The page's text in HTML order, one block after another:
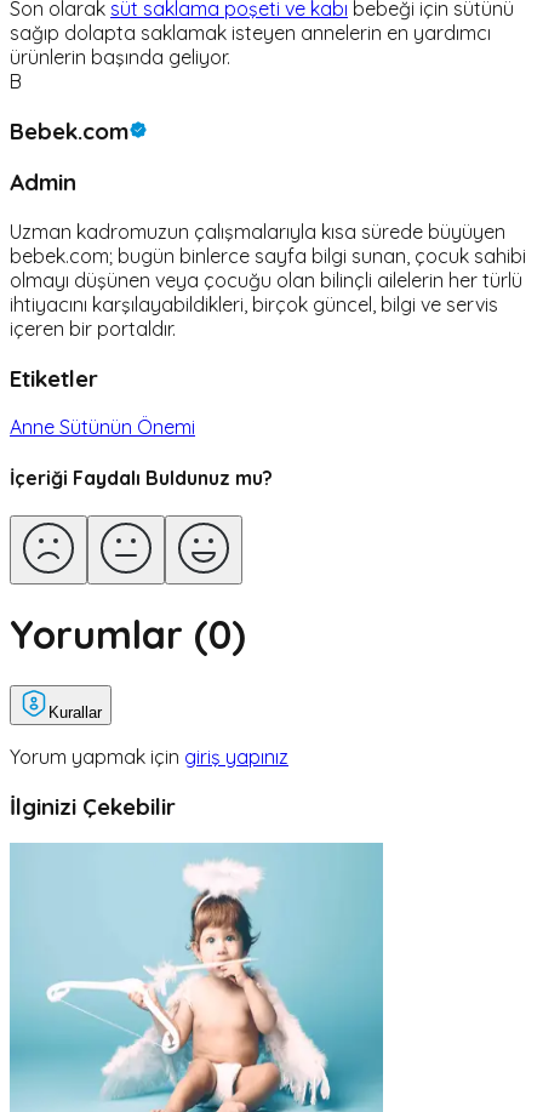
Son olarak süt saklama poşeti ve kabı bebeği için sütünü
sağıp dolapta saklamak isteyen annelerin en yardımcı
ürünlerin başında geliyor.
B
Bebek.com
Admin
Uzman kadromuzun çalışmalarıyla kısa sürede büyüyen
bebek.com; bugün binlerce sayfa bilgi sunan, çocuk sahibi
olmayı düşünen veya çocuğu olan bilinçli ailelerin her türlü
ihtiyacını karşılayabildikleri, birçok güncel, bilgi ve servis
içeren bir portaldır.
Etiketler
Anne Sütünün Önemi
İçeriği Faydalı Buldunuz mu?
Yorumlar (0)
Kurallar
Yorum yapmak için giriş yapınız
İlginizi Çekebilir